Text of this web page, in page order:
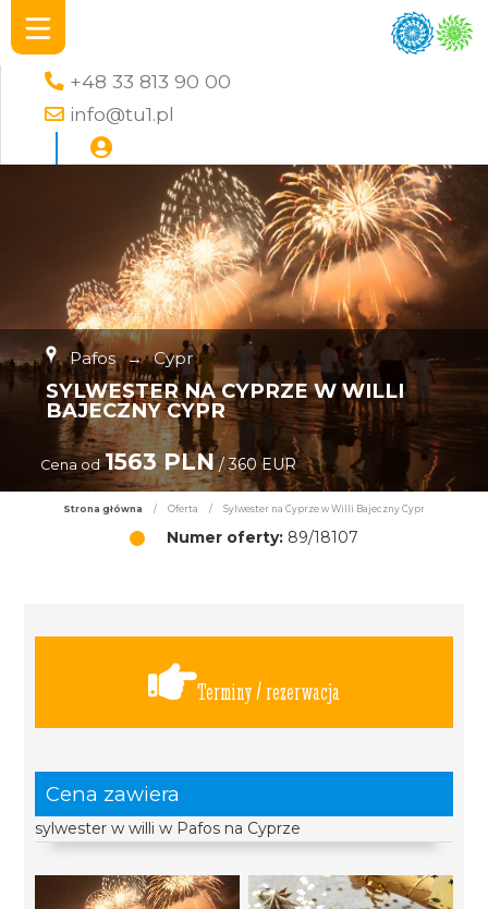
+48 33 813 90 00
info@tu1.pl
Pafos → Cypr
SYLWESTER NA CYPRZE W WILLI
BAJECZNY CYPR
Cena od 1563 PLN/ 360 EUR
Strona główna / Oferta / Sylwester na Cyprze w Willi Bajeczny Cypr
Numer oferty: 89/18107
Terminy / rezerwacja
Cena zawiera
sylwester w willi w Pafos na Cyprze